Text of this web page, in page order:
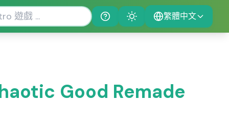
Help Theme 繁體中文
Good Remade